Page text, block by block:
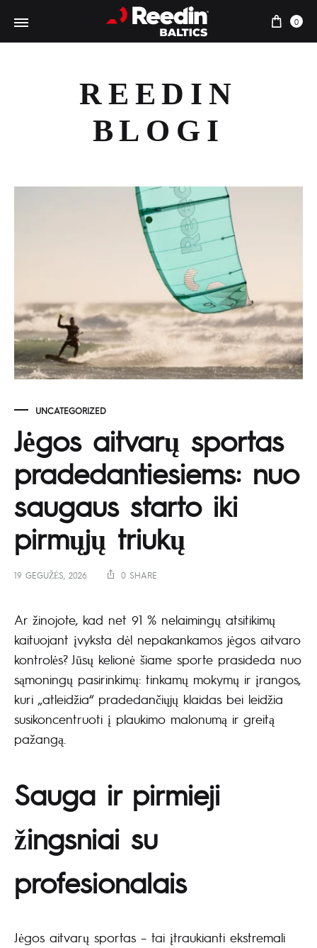
0
REEDIN
BLOGI
UNCATEGORIZED
Jėgos aitvarų sportas
pradedantiesiems: nuo
saugaus starto iki
pirmųjų triukų
19 GEGUŽĖS, 2026 0 SHARE
Ar žinojote, kad net 91 % nelaimingų atsitikimų
kaituojant įvyksta dėl nepakankamos jėgos aitvaro
kontrolės? Jūsų kelionė šiame sporte prasideda nuo
sąmoningų pasirinkimų: tinkamų mokymų ir įrangos,
kuri „atleidžia“ pradedančiųjų klaidas bei leidžia
susikoncentruoti į plaukimo malonumą ir greitą
pažangą.
Sauga ir pirmieji
žingsniai su
profesionalais
Jėgos aitvarų sportas – tai įtraukianti ekstremali